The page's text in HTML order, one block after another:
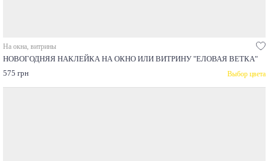
На окна, витрины
НОВОГОДНЯЯ НАКЛЕЙКА НА ОКНО ИЛИ ВИТРИНУ "ЕЛОВАЯ ВЕТКА"
575 грн
Выбор цвета